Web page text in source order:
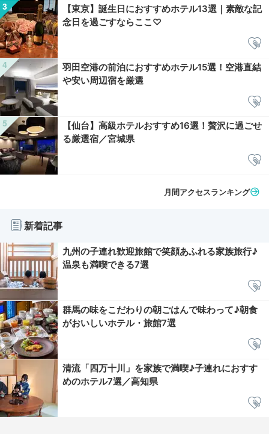
【東京】誕生日におすすめホテル13選｜素敵な記
念日を過ごすならここ♡
羽田空港の前泊におすすめホテル15選！空港直結
や安い周辺宿を厳選
【仙台】高級ホテルおすすめ16選！贅沢に過ごせ
る厳選宿／宮城県
月間アクセスランキング
新着記事
九州の子連れ歓迎旅館で笑顔あふれる家族旅行♪
温泉も満喫できる7選
群馬の味をこだわりの朝ごはんで味わって♪朝食
がおいしいホテル・旅館7選
清流「四万十川」を家族で満喫♪子連れにおすす
めのホテル7選／高知県